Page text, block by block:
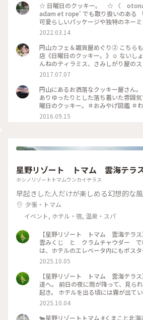
☆ 日曜日のクッキー。 ☆ 〈 otonaクッキー 〉 SALON
adam et rope' でも取り扱いのある 「
可愛らしいパッケージや独特のネー
美味しいクッキー♡ 頂いたのはオトナクッキーなので、甘い
系では無くお酒にも合うクッキー
チーズ 〉 〈 夢見るスペキュロス
ーブ 〉 3種あるので楽しみに頂きたいと
ー #日曜日のクッキー #北海道 #
2022.03.14
円山カフェ＆雑貨屋めぐり② こちら
店《日曜日のクッキー。》☺︎ ないし
んねのティラミス、さみしがり屋の
ラメルを買いました♪ ずらっと並ん
ーたちは選んでる時間も幸せでした
カフェ #クッキー #おみやげ
2017.07.07
円山にあるお洒落なクッキー屋さん
ありゆったりとした落ち着いた雰囲
曜日のクッキー。＃おみやげ図鑑 ＃
2016.09.15
星野リゾート トマム 雲海テラ
ホシノリゾートトマムウンカイテラス
早起きした人だけが楽しめる幻想的な
夕張・トマム
イベント, ホテル・宿, 温泉・スパ
【星野リゾート トマム 雲海テラス】 雲海を楽しんだ後
雲みくじ と クラムチャウダー でほっこり
は、ホテルのエレベータ内にもポス
なくて… 隣のテーブルのグループが
た。 大吉、吉…ではなく、雲の名前
く雲の形が気になりそう #ことりっぷ北海道 #秋の装い #絶
景 #星野リゾート #雲海 #おみ
2025.10.05
【星野リゾート トマム 雲海テラス】 雲海が見たくて北
道へ。 前日の夜に雨が降って、見られるかドキドキしながら早
起き。 ホテルを出る頃には霧が出て
ラ乗り場に向かいます。 少しずつ明るくなっていく空。 雲が
流れ込んでくる様子もはっきりと見
の出も太陽が隠れることなく拝むことが
2025.10.04
🐄星野リゾートトマム #くまこと北